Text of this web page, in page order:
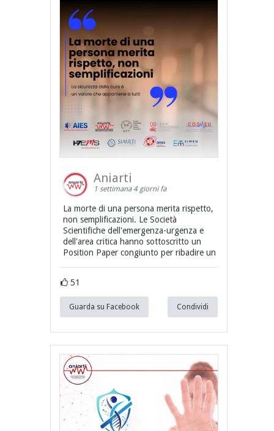
Aniarti
1 settimana 4 giorni fa
La morte di una persona merita rispetto,
non semplificazioni. Le Società
Scientifiche dell'emergenza-urgenza e
dell'area critica hanno sottoscritto un
Position Paper congiunto per ribadire un
51
Guarda su Facebook Condividi